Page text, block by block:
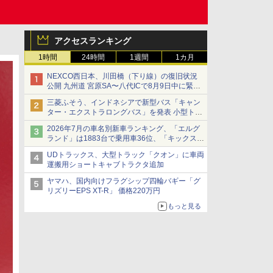
アクセスランキング
1時間 24時間 1週間 1カ月
NEXCO西日本、川田橋（下り線）の復旧状況
公開 九州道 宮原SA〜八代ICで8月9日中に緊急
車両を通行可能に
三菱ふそう、インドネシアで新型バス「キャン
ター・エクストラロングバス」を発表 小型トラ
ックベースの観光・旅客輸送向けバス
2026年7月の車名別新車ランキング、「エルグ
ランド」は1883台で乗用車36位、「キックス」
は2591台で27位に
UDトラックス、大型トラック「クオン」に車両
運搬用ショートキャブトラクタ追加
ヤマハ、国内向けフラグシップ四輪バギー「グ
リズリーEPS XT-R」 価格220万円
もっと見る